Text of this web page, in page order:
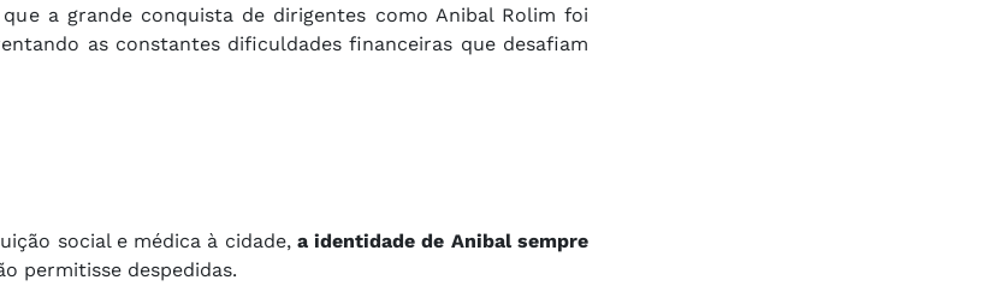
a grande conquista de dirigentes como Anibal Rolim foi
as constantes dificuldades financeiras que desafiam
social e médica à cidade, a identidade de Anibal sempre
permitisse despedidas.